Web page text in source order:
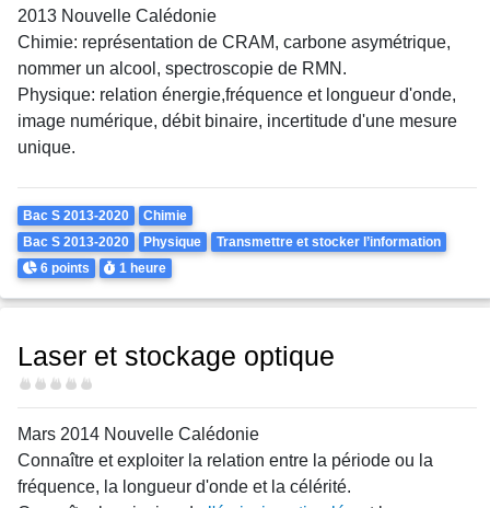
2013 Nouvelle Calédonie
Chimie: représentation de CRAM, carbone asymétrique,
nommer un alcool, spectroscopie de RMN.
Physique: relation énergie,fréquence et longueur d'onde,
image numérique, débit binaire, incertitude d'une mesure
unique.
Theme
Bac S 2013-2020
Chimie
Bac S 2013-2020
Physique Transmettre et stocker l’information
Points
6 points Durée
1 heure
Laser et stockage optique
Difficulté
Mars 2014 Nouvelle Calédonie
Connaître et exploiter la relation entre la période ou la
fréquence, la longueur d'onde et la célérité.